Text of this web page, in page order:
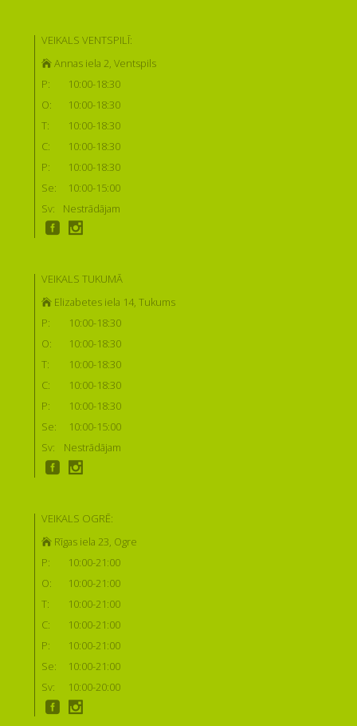
VEIKALS VENTSPILĪ:
Annas iela 2, Ventspils
P:
10:00-18:30
O:
10:00-18:30
T:
10:00-18:30
C:
10:00-18:30
P:
10:00-18:30
Se:
10:00-15:00
Sv:
Nestrādājam
VEIKALS TUKUMĀ
Elizabetes iela 14, Tukums
P:
10:00-18:30
O:
10:00-18:30
T:
10:00-18:30
C:
10:00-18:30
P:
10:00-18:30
Se:
10:00-15:00
Sv:
Nestrādājam
VEIKALS OGRĒ:
Rīgas iela 23, Ogre
P:
10:00-21:00
O:
10:00-21:00
T:
10:00-21:00
C:
10:00-21:00
P:
10:00-21:00
Se:
10:00-21:00
Sv:
10:00-20:00